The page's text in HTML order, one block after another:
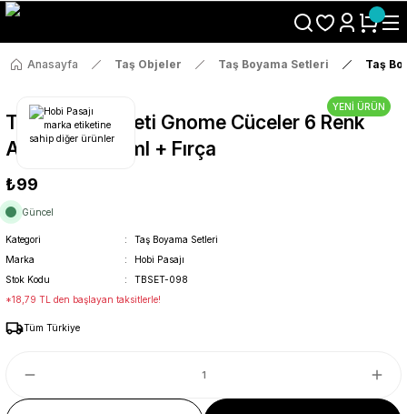
Size Özel "HG10" Koduyla Sepette Hemen %10 İndirimi Kaçırma
Anasayfa Taş Objeler Taş Boyama Setleri Taş
YENİ ÜRÜN
Taş Boyama Seti Gnome Cüceler 6 Renk
Akrilik Boya 5ml + Fırça
₺99
Güncel
Kategori
Taş Boyama Setleri
Marka
Hobi Pasajı
Stok Kodu
TBSET-098
*18,79 TL den başlayan taksitlerle!
Tüm Türkiye